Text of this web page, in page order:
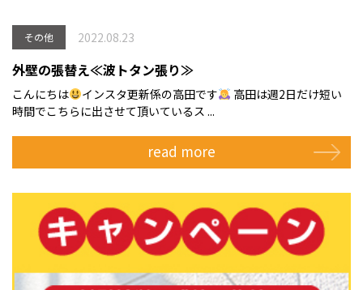
read more
その他 2022.08.23
外壁の張替え≪波トタン張り≫
こんにちは インスタ更新係の高田です
高田は週2日だけ短い
時間でこちらに出させて頂いているス ...